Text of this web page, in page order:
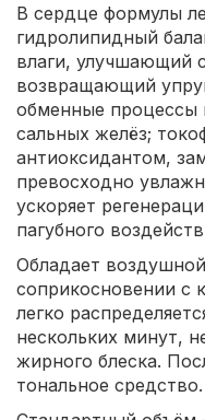
В сердце формулы
гидролипидный
влаги, улучшающий
возвращающий
обменные процессы
сальных желёз;
антиоксидантом,
превосходно
ускоряет
пагубного
Обладает
соприкосновении с
легко
нескольких минут,
жирного блеска.
тональное средство.